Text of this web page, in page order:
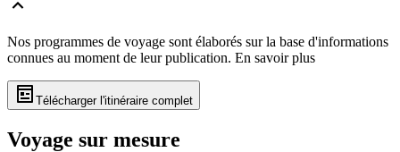
Nos programmes de voyage sont élaborés sur la base d'informations
connues au moment de leur publication. En savoir plus
Télécharger l'itinéraire complet
Voyage sur mesure